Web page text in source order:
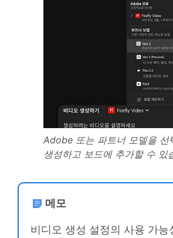
Adobe 또는 파트너 모델을 선
생성하고 보드에 추가할 수 있
메모
비디오 생성 설정의 사용 가능